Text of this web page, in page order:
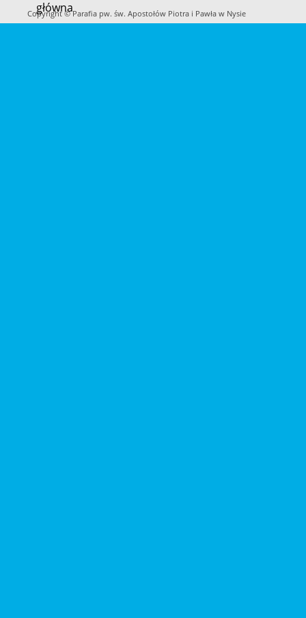
główna
Copyright © Parafia pw. św. Apostołów Piotra i Pawła w Nysie